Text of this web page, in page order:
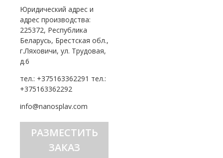
Юридический адрес и
адрес производства:
225372, Республика
Беларусь, Брестская обл.,
г.Ляховичи, ул. Трудовая,
д.6
тел.: +375163362291 тел.:
+375163362292
info@nanosplav.com
РАЗМЕСТИТЬ
ЗАКАЗ